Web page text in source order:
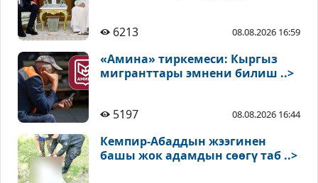
6213 08.08.2026 16:59
«Амина» тиркемеси: Кыргыз
мигранттары эмнени билиш ..>
5197 08.08.2026 16:44
Кемпир-Абаддын жээгинен
башы жок адамдын сөөгү таб ..>